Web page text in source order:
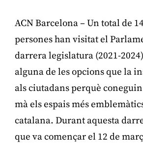
ACN Barcelona – Un total de
persones han visitat el
darrera legislatura (2021-
alguna de les opcions que la
als ciutadans perquè
mà els espais més
catalana. Durant aquesta
que va començar el 12 de